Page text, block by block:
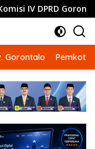
Gorontalo Dorong
Gorontalo Pemkot